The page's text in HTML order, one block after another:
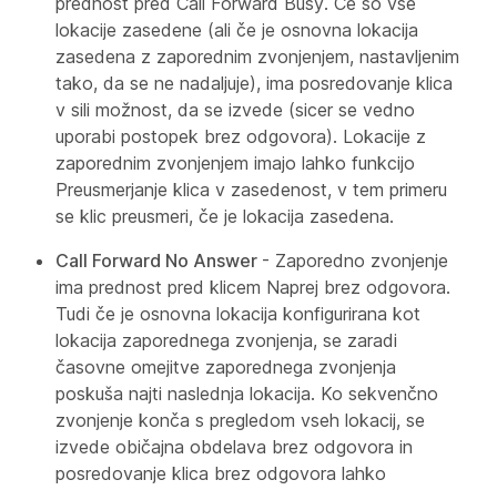
lokacije zasedene (ali če je osnovna lokacija
zasedena z zaporednim zvonjenjem, nastavljenim
tako, da se ne nadaljuje), ima posredovanje klica
v sili možnost, da se izvede (sicer se vedno
uporabi postopek brez odgovora). Lokacije z
zaporednim zvonjenjem imajo lahko funkcijo
Preusmerjanje klica v zasedenost, v tem primeru
se klic preusmeri, če je lokacija zasedena.
Call Forward No Answer - Zaporedno zvonjenje
ima prednost pred klicem Naprej brez odgovora.
Tudi če je osnovna lokacija konfigurirana kot
lokacija zaporednega zvonjenja, se zaradi
časovne omejitve zaporednega zvonjenja
poskuša najti naslednja lokacija. Ko sekvenčno
zvonjenje konča s pregledom vseh lokacij, se
izvede običajna obdelava brez odgovora in
posredovanje klica brez odgovora lahko